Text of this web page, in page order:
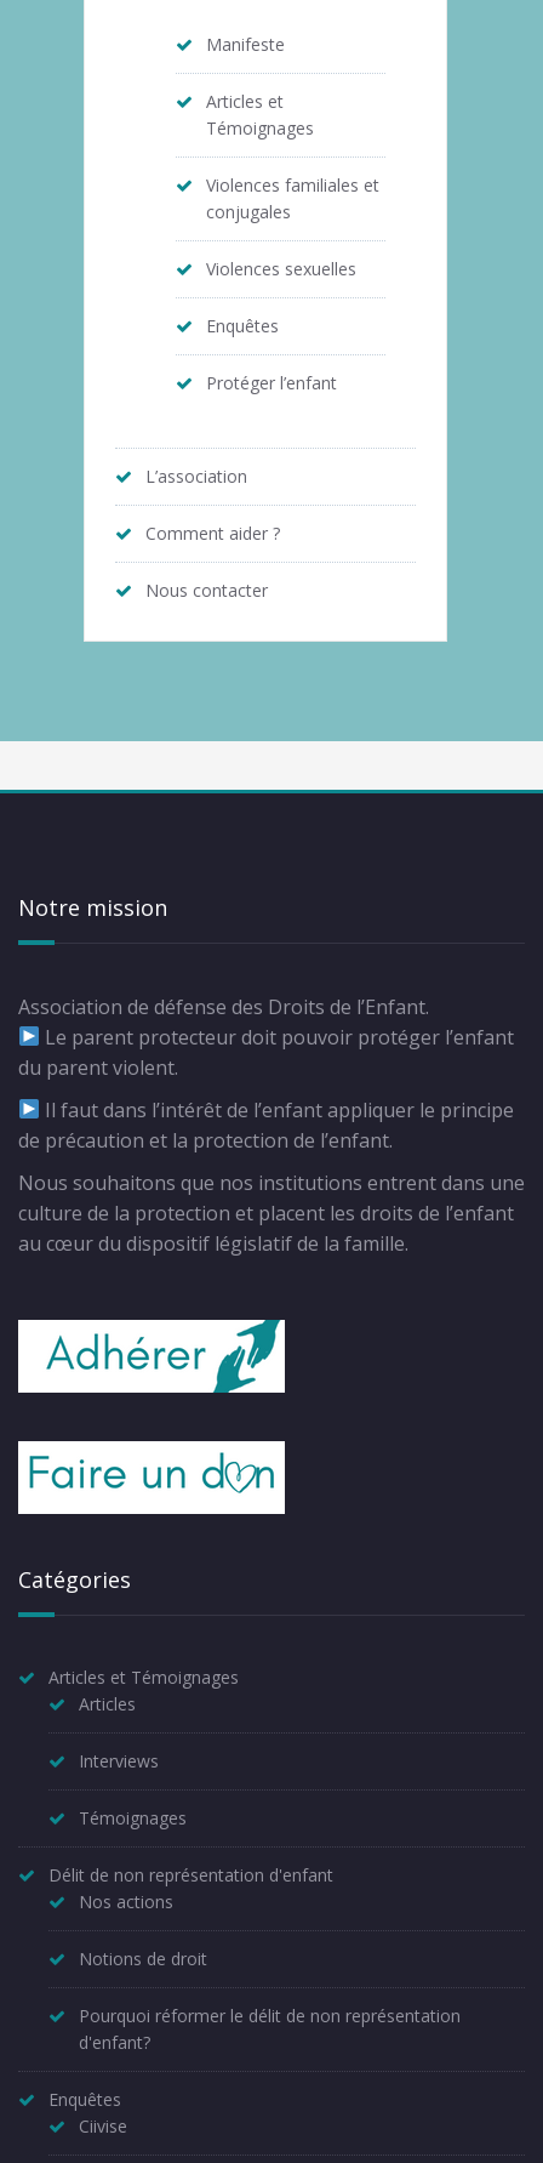
Manifeste
Articles et
Témoignages
Violences familiales et
conjugales
Violences sexuelles
Enquêtes
Protéger l’enfant
L’association
Comment aider ?
Nous contacter
Notre mission
Association de défense des Droits de l’Enfant.
Le parent protecteur doit pouvoir protéger l’enfant
du parent violent.
Il faut dans l’intérêt de l’enfant appliquer le principe
de précaution et la protection de l’enfant.
Nous souhaitons que nos institutions entrent dans une
culture de la protection et placent les droits de l’enfant
au cœur du dispositif législatif de la famille.
Catégories
Articles et Témoignages
Articles
Interviews
Témoignages
Délit de non représentation d'enfant
Nos actions
Notions de droit
Pourquoi réformer le délit de non représentation
d'enfant?
Enquêtes
Ciivise